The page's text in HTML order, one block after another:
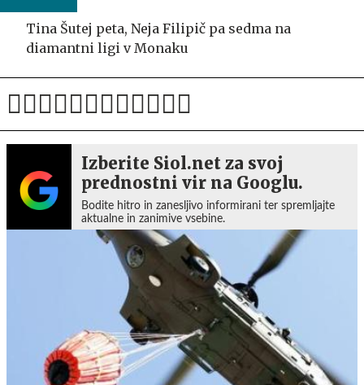
Tina Šutej peta, Neja Filipič pa sedma na
diamantni ligi v Monaku
Izberite Siol.net za svoj
prednostni vir na Googlu.
Bodite hitro in zanesljivo informirani ter spremljajte
aktualne in zanimive vsebine.